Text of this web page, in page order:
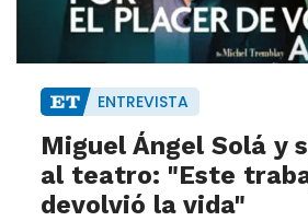
ENTREVISTA
Miguel Ángel Solá y
al teatro: "Este
devolvió la vida"